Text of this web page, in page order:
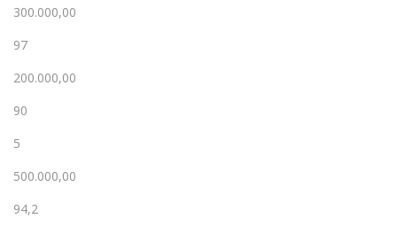
300.000,00
97
200.000,00
90
5
500.000,00
94,2